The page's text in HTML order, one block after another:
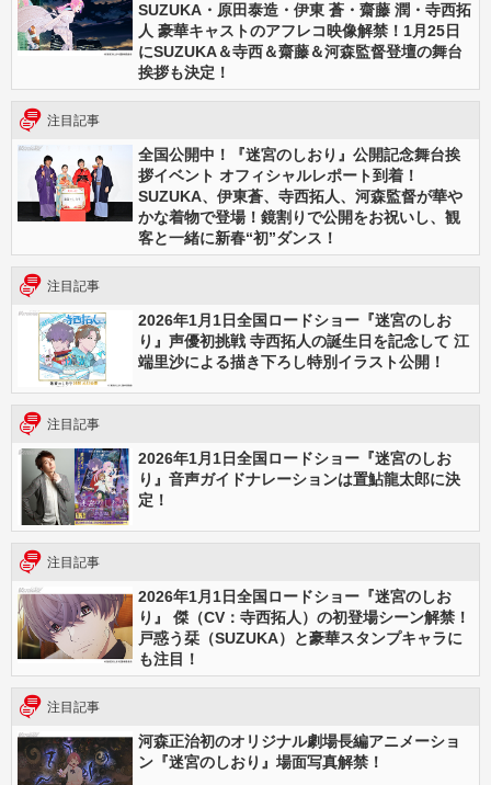
SUZUKA・原田泰造・伊東 蒼・齋藤 潤・寺西拓
人 豪華キャストのアフレコ映像解禁！1月25日
にSUZUKA＆寺西＆齋藤＆河森監督登壇の舞台
挨拶も決定！
注目記事
全国公開中！『迷宮のしおり』公開記念舞台挨
拶イベント オフィシャルレポート到着！
SUZUKA、伊東蒼、寺西拓人、河森監督が華や
かな着物で登場！鏡割りで公開をお祝いし、観
客と一緒に新春“初”ダンス！
注目記事
2026年1月1日全国ロードショー『迷宮のしお
り』声優初挑戦 寺西拓人の誕生日を記念して 江
端里沙による描き下ろし特別イラスト公開！
注目記事
2026年1月1日全国ロードショー『迷宮のしお
り』音声ガイドナレーションは置鮎龍太郎に決
定！
注目記事
2026年1月1日全国ロードショー『迷宮のしお
り』 傑（CV：寺西拓人）の初登場シーン解禁！
戸惑う栞（SUZUKA）と豪華スタンプキャラに
も注目！
注目記事
河森正治初のオリジナル劇場長編アニメーショ
ン『迷宮のしおり』場面写真解禁！